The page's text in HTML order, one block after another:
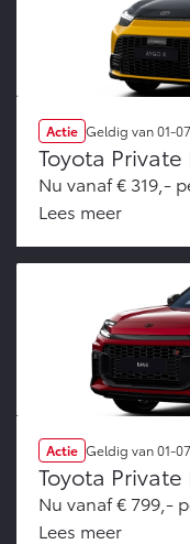
Proace Max (excl.
OOK ALS BATTERIJ-
ELEKTRISCH
Vanaf € 46.301,-
Land Cruiser (excl.
Vanaf € 89.986,-
Actie Geldig van01-
Toyota
Nu vanaf € 319,-
Lees meer
Actie Geldig van01-
Toyota
Nu vanaf € 799,-
Lees meer